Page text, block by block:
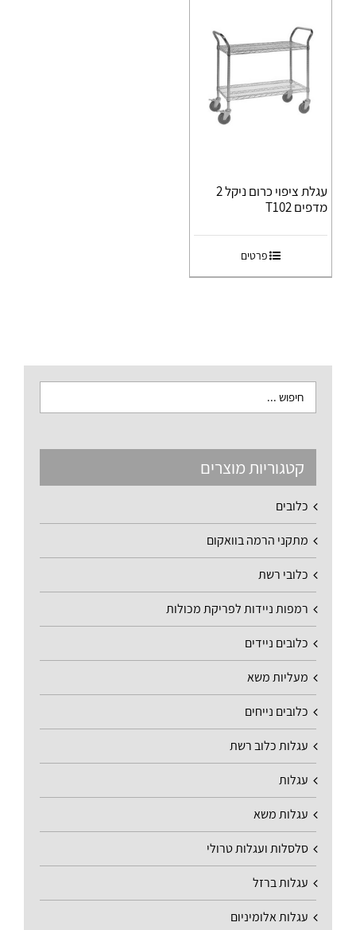
עגלת ציפוי כרום ניקל 2
מדפים T102
פרטים
קטגוריות מוצרים
כלובים
מתקני הרמה בוואקום
כלובי רשת
רמפות ניידות לפריקת מכולות
כלובים ניידים
מעליות משא
כלובים נייחים
עגלות כלוב רשת
עגלות
עגלות משא
סלסלות ועגלות טרולי
עגלות ברזל
עגלות אלומיניום